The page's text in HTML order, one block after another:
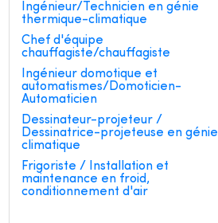
Ingénieur/Technicien en génie
thermique-climatique
Chef d'équipe
chauffagiste/chauffagiste
Ingénieur domotique et
automatismes/Domoticien-
Automaticien
Dessinateur-projeteur /
Dessinatrice-projeteuse en génie
climatique
Frigoriste / Installation et
maintenance en froid,
conditionnement d'air